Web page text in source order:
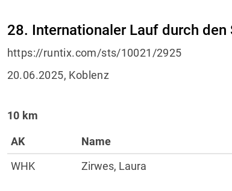
28. Internationaler Lauf durch
https://runtix.com/sts/10021/2925
20.06.2025, Koblenz
10 km
AK Name
WHK
Zirwes, Laura
Laufen